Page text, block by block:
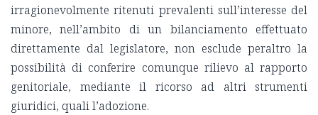
irragionevolmente ritenuti prevalenti sull’interesse del
minore, nell’ambito di un bilanciamento effettuato
direttamente dal legislatore, non esclude peraltro la
possibilità di conferire comunque rilievo al rapporto
genitoriale, mediante il ricorso ad altri strumenti
giuridici, quali l’adozione.